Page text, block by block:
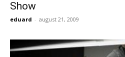
Show
eduard - august 21, 2009